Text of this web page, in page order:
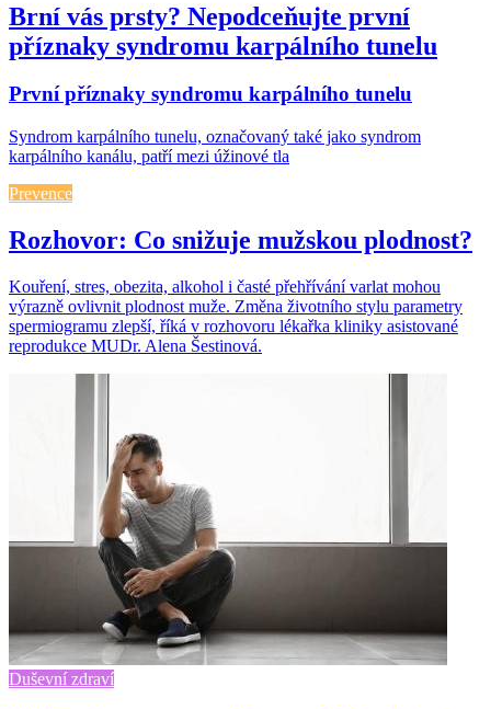
Brní vás prsty? Nepodceňujte první
příznaky syndromu karpálního tunelu
První příznaky syndromu karpálního tunelu
Syndrom karpálního tunelu, označovaný také jako syndrom
karpálního kanálu, patří mezi úžinové tla
Prevence
Rozhovor: Co snižuje mužskou plodnost?
Kouření, stres, obezita, alkohol i časté přehřívání varlat mohou
výrazně ovlivnit plodnost muže. Změna životního stylu parametry
spermiogramu zlepší, říká v rozhovoru lékařka kliniky asistované
reprodukce MUDr. Alena Šestinová.
Duševní zdraví